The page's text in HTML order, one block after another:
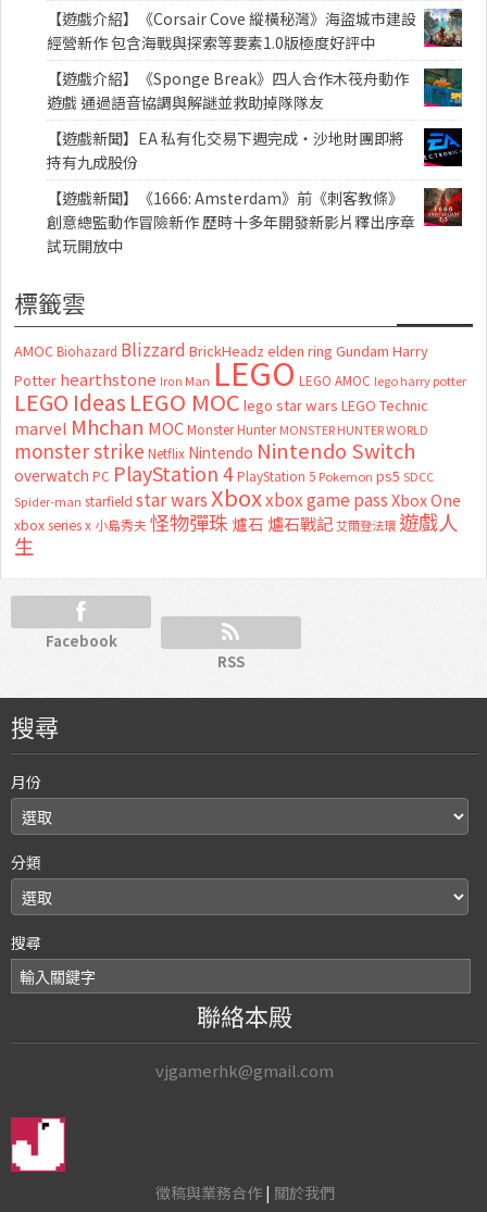
【遊戲介紹】《Corsair Cove 縱橫秘灣》海盜城市建設
經營新作 包含海戰與探索等要素1.0版極度好評中
【遊戲介紹】《Sponge Break》四人合作木筏舟動作
遊戲 通過語音協調與解謎並救助掉隊隊友
【遊戲新聞】EA 私有化交易下週完成・沙地財團即將
持有九成股份
【遊戲新聞】《1666: Amsterdam》前《刺客教條》
創意總監動作冒險新作 歷時十多年開發新影片釋出序章
試玩開放中
標籤雲
AMOC Biohazard Blizzard BrickHeadz elden ring Gundam Harry
Potter hearthstone Iron Man LEGO LEGO AMOC lego harry potter
LEGO Ideas LEGO MOC lego star wars LEGO Technic
marvel Mhchan MOC Monster Hunter MONSTER HUNTER WORLD
monster strike Netflix Nintendo Nintendo Switch
overwatch PC PlayStation 4 PlayStation 5 Pokemon ps5 SDCC
Spider-man starfield star wars Xboxxbox game passXbox One
xbox series x 小島秀夫怪物彈珠 爐石 爐石戰記艾爾登法環 遊戲人
生
Facebook
RSS
搜尋
月份
分類
搜尋
聯絡本殿
vjgamerhk@gmail.com
徵稿與業務合作| 關於我們